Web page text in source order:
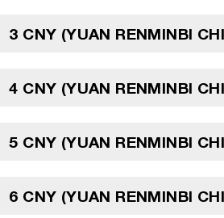
3 CNY (YUAN RENMINBI
4 CNY (YUAN RENMINBI
5 CNY (YUAN RENMINBI
6 CNY (YUAN RENMINBI